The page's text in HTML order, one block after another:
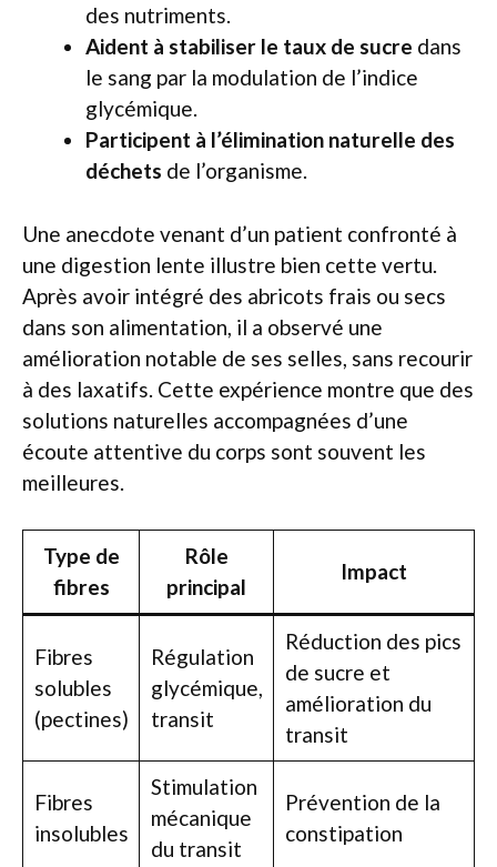
des nutriments.
Aident à stabiliser le taux de sucre dans
le sang par la modulation de l’indice
glycémique.
Participent à l’élimination naturelle des
déchets de l’organisme.
Une anecdote venant d’un patient confronté à
une digestion lente illustre bien cette vertu.
Après avoir intégré des abricots frais ou secs
dans son alimentation, il a observé une
amélioration notable de ses selles, sans recourir
à des laxatifs. Cette expérience montre que des
solutions naturelles accompagnées d’une
écoute attentive du corps sont souvent les
meilleures.
Type de
fibres
Rôle
principal
Impact
Fibres
solubles
(pectines)
Régulation
glycémique,
transit
Réduction des pics
de sucre et
amélioration du
transit
Fibres
insolubles
Stimulation
mécanique
du transit
Prévention de la
constipation